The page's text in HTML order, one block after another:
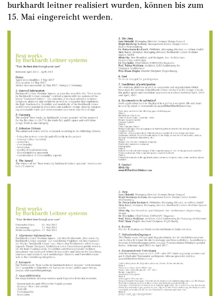
DE EN
burkhardt leitner realisiert wurden, können bis zum
15. Mai eingereicht werden.